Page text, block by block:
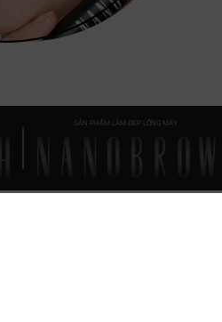
SẢN PHẨM LÀM ĐẸP LÔNG MÀY